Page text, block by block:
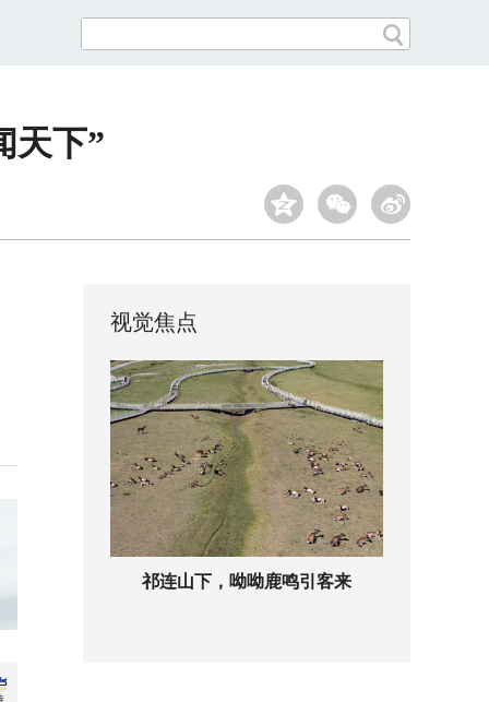
天下”
视觉焦点
祁连山下，呦呦鹿鸣引客来